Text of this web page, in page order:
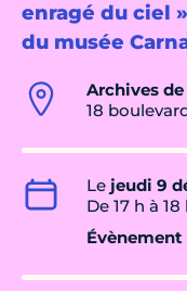
enragé du ciel
du musée
Archives
18
Le jeudi 9
De 17 h à